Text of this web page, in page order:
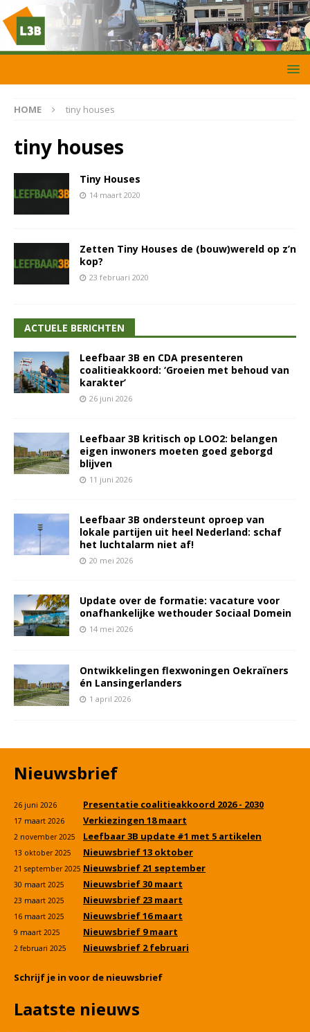
HOME tiny houses
tiny houses
Tiny Houses
14 maart 2020
Zetten Tiny Houses de (bouw)wereld op z’n
kop?
23 februari 2020
ACTUELE BERICHTEN
Leefbaar 3B en CDA presenteren
coalitieakkoord: ‘Groeien met behoud van
karakter’
26 juni 2026
Leefbaar 3B kritisch op LOO2: belangen
eigen inwoners moeten goed geborgd
blijven
11 juni 2026
Leefbaar 3B ondersteunt oproep van
lokale partijen uit heel Nederland: schaf
het luchtalarm niet af!
20 mei 2026
Update over de formatie: vacature voor
onafhankelijke wethouder Sociaal Domein
14 mei 2026
Ontwikkelingen flexwoningen Oekraïners
én Lansingerlanders
1 april 2026
Nieuwsbrief
26 juni 2026 Presentatie coalitieakkoord 2026 - 2030
17 maart 2026 Verkiezingen 18 maart
2 november 2025 Leefbaar 3B update #1 met 5 artikelen
13 oktober 2025 Nieuwsbrief 13 oktober
21 september 2025 Nieuwsbrief 21 september
30 maart 2025 Nieuwsbrief 30 maart
23 maart 2025 Nieuwsbrief 23 maart
16 maart 2025 Nieuwsbrief 16 maart
9 maart 2025 Nieuwsbrief 9 maart
2 februari 2025 Nieuwsbrief 2 februari
Schrijf je in voor de nieuwsbrief
Laatste nieuws